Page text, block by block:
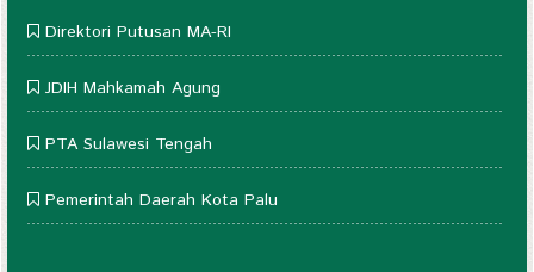
Direktori Putusan MA-RI
JDIH Mahkamah Agung
PTA Sulawesi Tengah
Pemerintah Daerah Kota Palu